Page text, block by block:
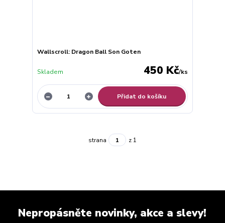
Wallscroll: Dragon Ball Son Goten
450 Kč/ks
Skladem
Přidat do košíku
strana z 1
Nepropásněte novinky, akce a slevy!